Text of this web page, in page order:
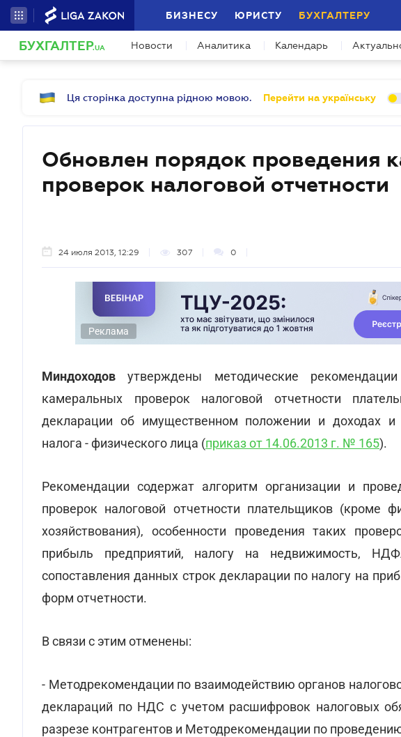
БИЗНЕСУ ЮРИСТУ БУХГАЛТЕРУ
БУХГАЛТЕР.UA Новости Аналитика Календарь
Ця сторінка доступна рідною мовою. Перейти на українську
Обновлен порядок проведения
проверок налоговой отчетности
24 июля 2013, 12:29 307 0
Реклама
Миндоходов утверждены методические
камеральных проверок налоговой отчетности
декларации об имущественном положении и доходах и
налога - физического лица (приказ от 14.06.2013 г. № 165).
Рекомендации содержат алгоритм организации и
проверок налоговой отчетности плательщиков (кроме
хозяйствования), особенности проведения таких
прибыль предприятий, налогу на
сопоставления данных строк декларации по налогу на
форм отчетности.
В связи с этим отменены:
- Методрекомендации по взаимодействию органов
деклараций по НДС с учетом расшифровок налоговых
разрезе контрагентов и Методрекомендации по